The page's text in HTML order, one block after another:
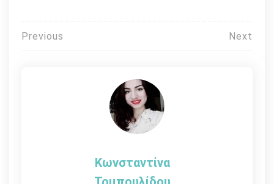
Πλοήγηση
Previous Next
Κωνσταντίνα